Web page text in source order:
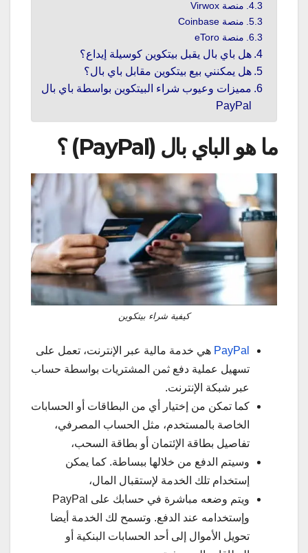
منصة Virwox
منصة Coinbase
منصة eToro
هل باي بال يقبل بيتكوين كوسيلة إيداع؟
هل يمكنني بيع بيتكوين مقابل باي بال؟
مميزات وعيوب شراء البيتكوين بواسطة باي بال
PayPal
ما هو الباي بال (PayPal) ؟
كيفية شراء بيتكوين
PayPal هي خدمة مالية عبر الإنترنت، تعمل على
تسهيل عملية دفع ثمن المشتريات بواسطة حساب
عبر شبكة الإنترنت.
كما تمكن من إختيار أي من البطاقات أو الحسابات
الخاصة بالمستخدم، مثل الحساب المصرفي،
تفاصيل بطاقة الإئتمان أو بطاقة السحب،
وسيتم الدفع من خلالها ببساطة. كما يمكن
إستخدام تلك الخدمة لإستقبال المال،
ويتم وضعه مباشرة في حسابك على PayPal
وإستخدامه عند الدفع. وتسمح لك الخدمة أيضا
تحويل الأموال إلى أحد الحسابات البنكية أو